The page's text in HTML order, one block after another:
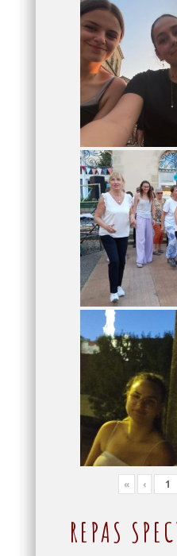
« ‹
REPAS